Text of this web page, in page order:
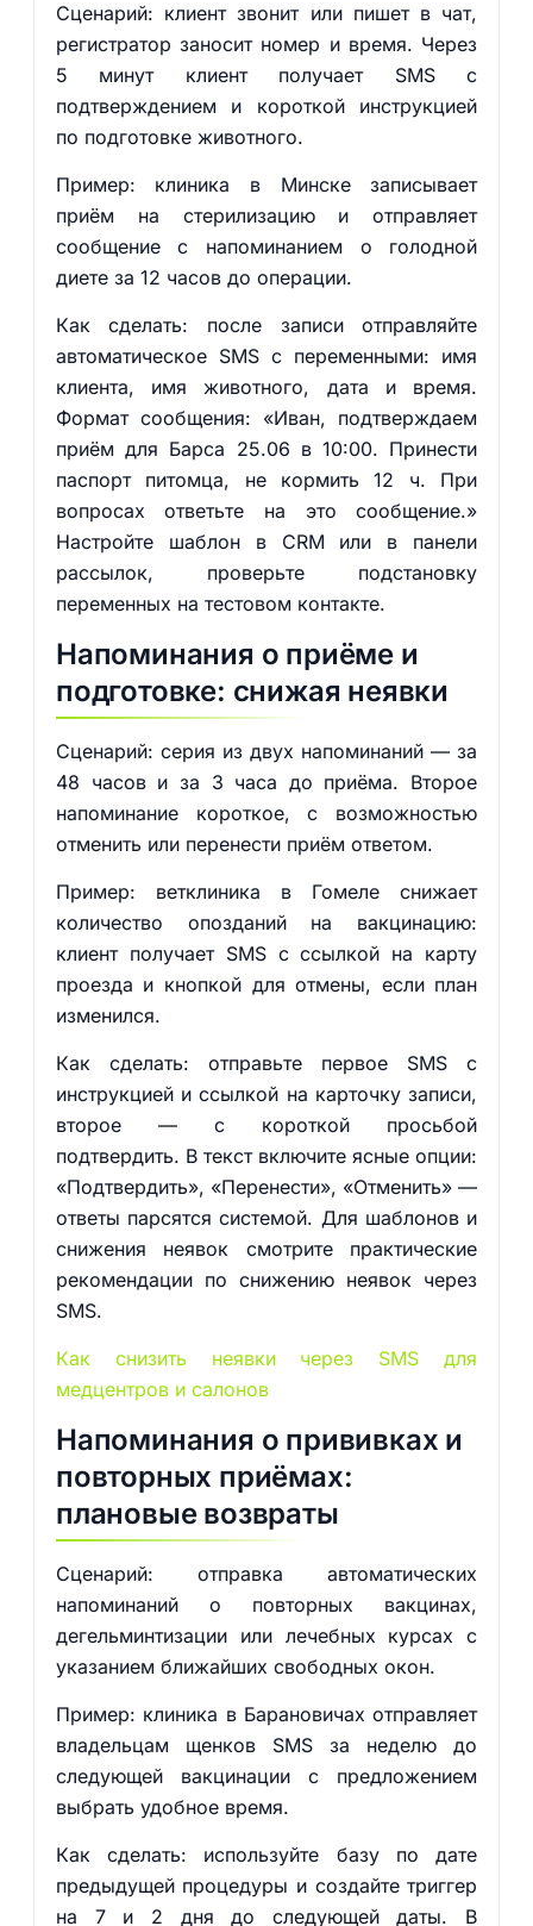
Сценарий: клиент звонит или пишет в чат,
регистратор заносит номер и время. Через
5 минут клиент получает SMS с
подтверждением и короткой инструкцией
по подготовке животного.
Пример: клиника в Минске записывает
приём на стерилизацию и отправляет
сообщение с напоминанием о голодной
диете за 12 часов до операции.
Как сделать: после записи отправляйте
автоматическое SMS с переменными: имя
клиента, имя животного, дата и время.
Формат сообщения: «Иван, подтверждаем
приём для Барса 25.06 в 10:00. Принести
паспорт питомца, не кормить 12 ч. При
вопросах ответьте на это сообщение.»
Настройте шаблон в CRM или в панели
рассылок, проверьте подстановку
переменных на тестовом контакте.
Напоминания о приёме и
подготовке: снижая неявки
Сценарий: серия из двух напоминаний — за
48 часов и за 3 часа до приёма. Второе
напоминание короткое, с возможностью
отменить или перенести приём ответом.
Пример: ветклиника в Гомеле снижает
количество опозданий на вакцинацию:
клиент получает SMS с ссылкой на карту
проезда и кнопкой для отмены, если план
изменился.
Как сделать: отправьте первое SMS с
инструкцией и ссылкой на карточку записи,
второе — с короткой просьбой
подтвердить. В текст включите ясные опции:
«Подтвердить», «Перенести», «Отменить» —
ответы парсятся системой. Для шаблонов и
снижения неявок смотрите практические
рекомендации по снижению неявок через
SMS.
Как снизить неявки через SMS для
медцентров и салонов
Напоминания о прививках и
повторных приёмах:
плановые возвраты
Сценарий: отправка автоматических
напоминаний о повторных вакцинах,
дегельминтизации или лечебных курсах с
указанием ближайших свободных окон.
Пример: клиника в Барановичах отправляет
владельцам щенков SMS за неделю до
следующей вакцинации с предложением
выбрать удобное время.
Как сделать: используйте базу по дате
предыдущей процедуры и создайте триггер
на 7 и 2 дня до следующей даты. В